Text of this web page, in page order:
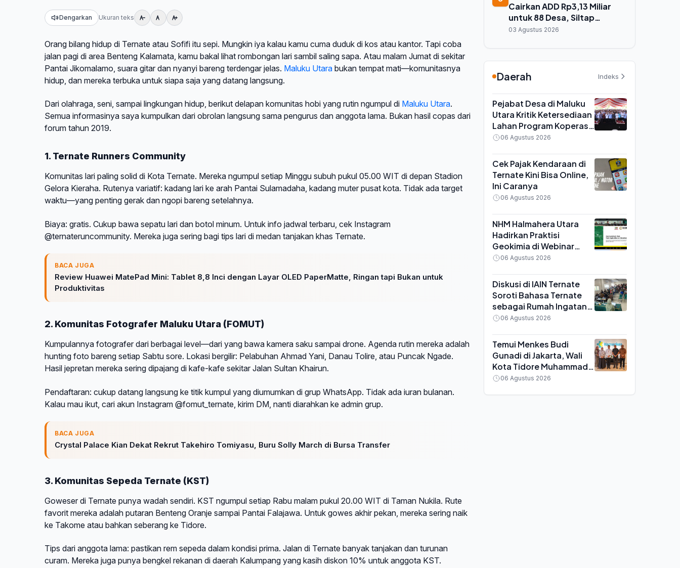
Dengarkan Ukuran teks
Orang bilang hidup di Ternate atau Sofifi itu sepi. Mungkin iya kalau kamu cuma duduk di kos atau kantor. Tapi coba
jalan pagi di area Benteng Kalamata, kamu bakal lihat rombongan lari sambil saling sapa. Atau malam Jumat di sekitar
Pantai Jikomalamo, suara gitar dan nyanyi bareng terdengar jelas. Maluku Utara bukan tempat mati—komunitasnya
hidup, dan mereka terbuka untuk siapa saja yang datang langsung.
Dari olahraga, seni, sampai lingkungan hidup, berikut delapan komunitas hobi yang rutin ngumpul di Maluku Utara.
Semua informasinya saya kumpulkan dari obrolan langsung sama pengurus dan anggota lama. Bukan hasil copas dari
forum tahun 2019.
1. Ternate Runners Community
Komunitas lari paling solid di Kota Ternate. Mereka ngumpul setiap Minggu subuh pukul 05.00 WIT di depan Stadion
Gelora Kieraha. Rutenya variatif: kadang lari ke arah Pantai Sulamadaha, kadang muter pusat kota. Tidak ada target
waktu—yang penting gerak dan ngopi bareng setelahnya.
Biaya: gratis. Cukup bawa sepatu lari dan botol minum. Untuk info jadwal terbaru, cek Instagram
@ternateruncommunity. Mereka juga sering bagi tips lari di medan tanjakan khas Ternate.
BACA JUGA
Review Huawei MatePad Mini: Tablet 8,8 Inci dengan Layar OLED PaperMatte, Ringan tapi Bukan untuk
Produktivitas
2. Komunitas Fotografer Maluku Utara (FOMUT)
Kumpulannya fotografer dari berbagai level—dari yang bawa kamera saku sampai drone. Agenda rutin mereka adalah
hunting foto bareng setiap Sabtu sore. Lokasi bergilir: Pelabuhan Ahmad Yani, Danau Tolire, atau Puncak Ngade.
Hasil jepretan mereka sering dipajang di kafe-kafe sekitar Jalan Sultan Khairun.
Pendaftaran: cukup datang langsung ke titik kumpul yang diumumkan di grup WhatsApp. Tidak ada iuran bulanan.
Kalau mau ikut, cari akun Instagram @fomut_ternate, kirim DM, nanti diarahkan ke admin grup.
BACA JUGA
Crystal Palace Kian Dekat Rekrut Takehiro Tomiyasu, Buru Solly March di Bursa Transfer
3. Komunitas Sepeda Ternate (KST)
Goweser di Ternate punya wadah sendiri. KST ngumpul setiap Rabu malam pukul 20.00 WIT di Taman Nukila. Rute
favorit mereka adalah putaran Benteng Oranje sampai Pantai Falajawa. Untuk gowes akhir pekan, mereka sering naik
ke Takome atau bahkan seberang ke Tidore.
Tips dari anggota lama: pastikan rem sepeda dalam kondisi prima. Jalan di Ternate banyak tanjakan dan turunan
curam. Mereka juga punya bengkel rekanan di daerah Kalumpang yang kasih diskon 10% untuk anggota KST.
Cairkan ADD Rp3,13 Miliar
untuk 88 Desa, Siltap
Perangkat Desa Desember
03 Agustus 2026
Daerah Indeks
Pejabat Desa di Maluku
Utara Kritik Ketersediaan
Lahan Program Koperasi
Merah Putih saat Seminar
06 Agustus 2026
Cek Pajak Kendaraan di
Ternate Kini Bisa Online,
Ini Caranya
06 Agustus 2026
NHM Halmahera Utara
Hadirkan Praktisi
Geokimia di Webinar
MGEI UNG, Bahas
06 Agustus 2026
Diskusi di IAIN Ternate
Soroti Bahasa Ternate
sebagai Rumah Ingatan,
Yayasan Pustaka Pangaji
06 Agustus 2026
Temui Menkes Budi
Gunadi di Jakarta, Wali
Kota Tidore Muhammad
Sinen Bawa Sejumlah
06 Agustus 2026